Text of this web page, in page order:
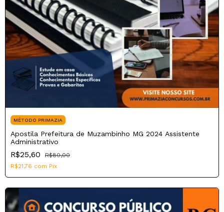
MÉTODO PRIMAZIA
Apostila Prefeitura de Muzambinho MG 2024 Assistente
Administrativo
R$25,60
R$80,00
R$21,76 com Pix